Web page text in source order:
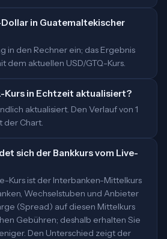
in Guatemaltekischer
in den Rechner ein; das Ergebnis
dem aktuellen USD/GTQ-Kurs.
Kurs in Echtzeit aktualisiert?
aktualisiert. Den Verlauf von 1
der Chart.
sich der Bankkurs vom Live-
Kurs ist der Interbanken-Mittelkurs
Wechselstuben und Anbieter
(Spread) auf diesen Mittelkurs
Gebühren; deshalb erhalten Sie
Den Unterschied zeigt der